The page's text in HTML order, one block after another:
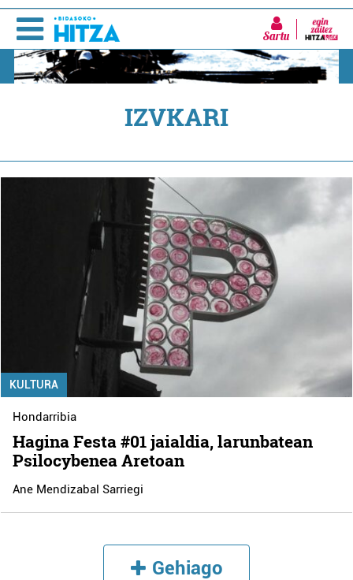
Sartu
IZVKARI
KULTURA
Hondarribia
Hagina Festa #01 jaialdia, larunbatean
Psilocybenea Aretoan
Ane Mendizabal Sarriegi
Gehiago